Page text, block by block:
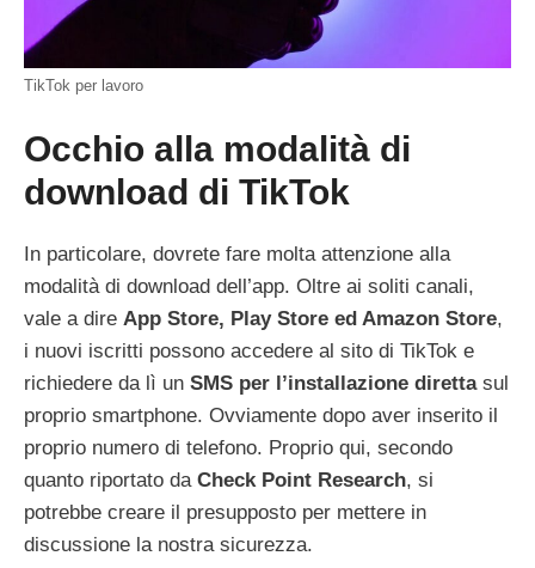
TikTok per lavoro
Occhio alla modalità di
download di TikTok
In particolare, dovrete fare molta attenzione alla
modalità di download dell’app. Oltre ai soliti canali,
vale a dire App Store, Play Store ed Amazon Store,
i nuovi iscritti possono accedere al sito di TikTok e
richiedere da lì un SMS per l’installazione diretta sul
proprio smartphone. Ovviamente dopo aver inserito il
proprio numero di telefono. Proprio qui, secondo
quanto riportato da Check Point Research, si
potrebbe creare il presupposto per mettere in
discussione la nostra sicurezza.